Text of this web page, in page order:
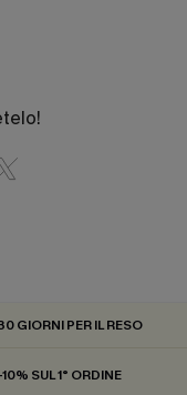
GIORNI PER IL RESO
SUL 1° ORDINE